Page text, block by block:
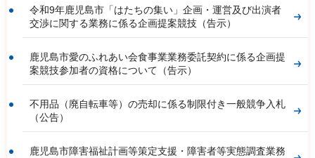
令和9年鹿児島市「はたちの集い」企画・運営及び出演者
交渉に関する業務に係る企画提案競技（告示）
鹿児島市愛のふれあい会食事業業務委託契約に係る企画提
案競技参加者の資格について（告示）
不用品（廃自転車等）の売却に係る制限付き一般競争入札
（公告）
鹿児島市障害福祉計画等策定支援・障害者等実態調査業務